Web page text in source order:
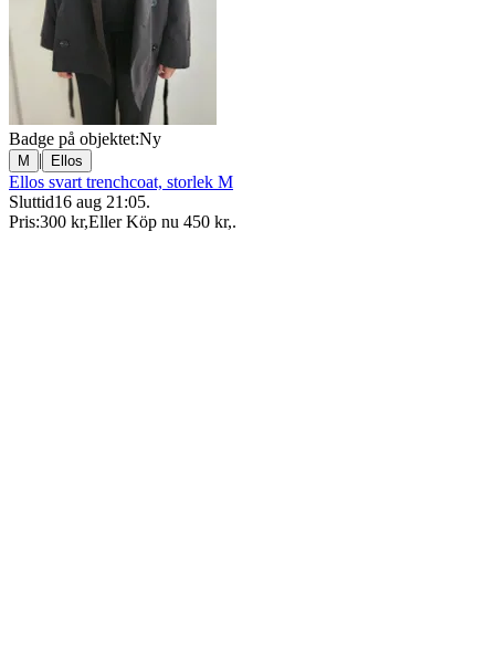
Badge på objektet:Ny
M | Ellos
Ellos svart trenchcoat, storlek M
Sluttid16 aug 21:05.
Pris:300 kr,Eller Köp nu 450 kr,.